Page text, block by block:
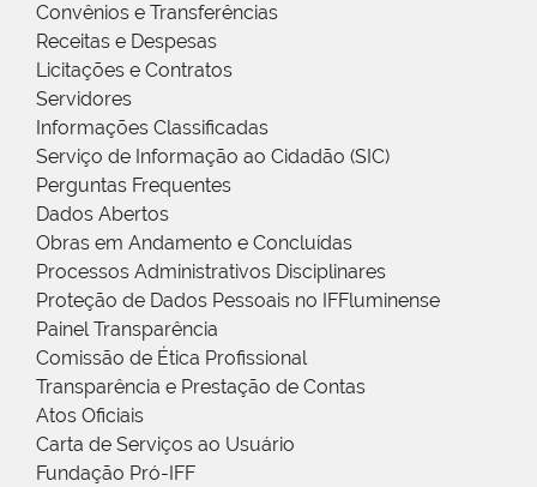
Convênios e Transferências
Receitas e Despesas
Licitações e Contratos
Servidores
Informações Classificadas
Serviço de Informação ao Cidadão (SIC)
Perguntas Frequentes
Dados Abertos
Obras em Andamento e Concluídas
Processos Administrativos Disciplinares
Proteção de Dados Pessoais no IFFluminense
Painel Transparência
Comissão de Ética Profissional
Transparência e Prestação de Contas
Atos Oficiais
Carta de Serviços ao Usuário
Fundação Pró-IFF